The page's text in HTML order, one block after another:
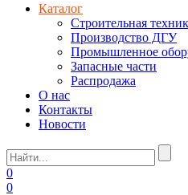
Каталог
Строительная
Производство ДГУ
Промышленное
Запасные части
Распродажа
О нас
Контакты
Новости
0
0